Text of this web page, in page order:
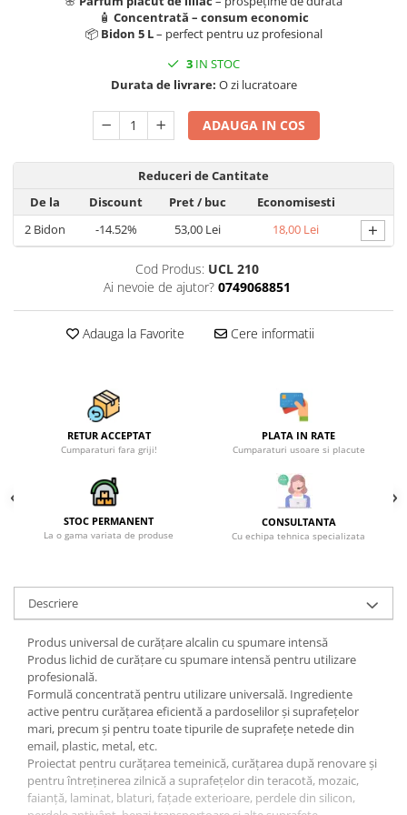
🧴 Concentrată – consum economic
📦 Bidon 5 L– perfect pentru uz profesional
3 IN STOC
Durata de livrare: O zi lucratoare
ADAUGA IN COS
Reduceri de Cantitate
De la
Discount Pret/ buc
Economisesti
2 Bidon -14.52% 53,00 Lei 18,00 Lei +
Cod Produs: UCL 210
Ai nevoie de ajutor? 0749068851
Adauga la Favorite Cere informatii
RETUR ACCEPTAT
Cumparaturi fara griji!
PLATA IN RATE
Cumparaturi usoare si placute
STOC PERMANENT
La o gama variata de produse
CONSULTANTA
Cu echipa tehnica specializata
Descriere
Produs universal de curățare alcalin cu spumare intensă
Produs lichid de curățare cu spumare intensă pentru utilizare
profesională.
Formulă concentrată pentru utilizare universală. Ingrediente
active pentru curățarea eficientă a pardoselilor și suprafețelor
mari, precum și pentru toate tipurile de suprafețe netede din
email, plastic, metal, etc.
Proiectat pentru curățarea temeinică, curățarea după renovare și
pentru întreținerea zilnică a suprafețelor din teracotă, mozaic,
faianță, laminat, blaturi, fațade exterioare, perdele din silicon,